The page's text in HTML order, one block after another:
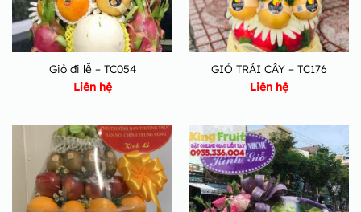
Giỏ đi lễ – TC054
Liên hệ
GIỎ TRÁI CÂY – TC176
Liên hệ